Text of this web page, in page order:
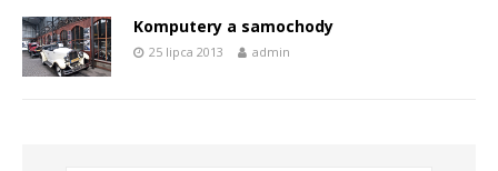
Komputery a samochody
25 lipca 2013 admin